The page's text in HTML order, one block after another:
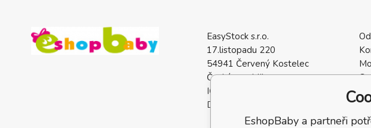
EasyStock s.r.o.
17.listopadu 220
54941 Červený Kostelec
Česká republika
IČO: 07727402
DIČ: CZ07727402
EshopBaby a partneři